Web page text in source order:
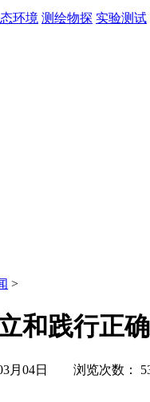
环境 测绘物探 实验测试
>
和践行正
月04日 浏览次数：